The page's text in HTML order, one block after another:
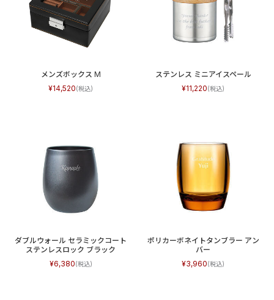
メンズボックス M
14,520
ステンレス ミニアイスペール
11,220
ダブルウォール セラミックコート
ステンレスロック ブラック
6,380
ポリカーボネイトタンブラー アン
バー
3,960